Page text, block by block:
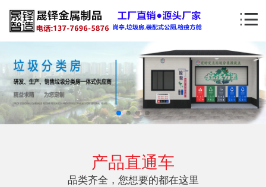
产品直通车
品类齐全，您想要的都在这里